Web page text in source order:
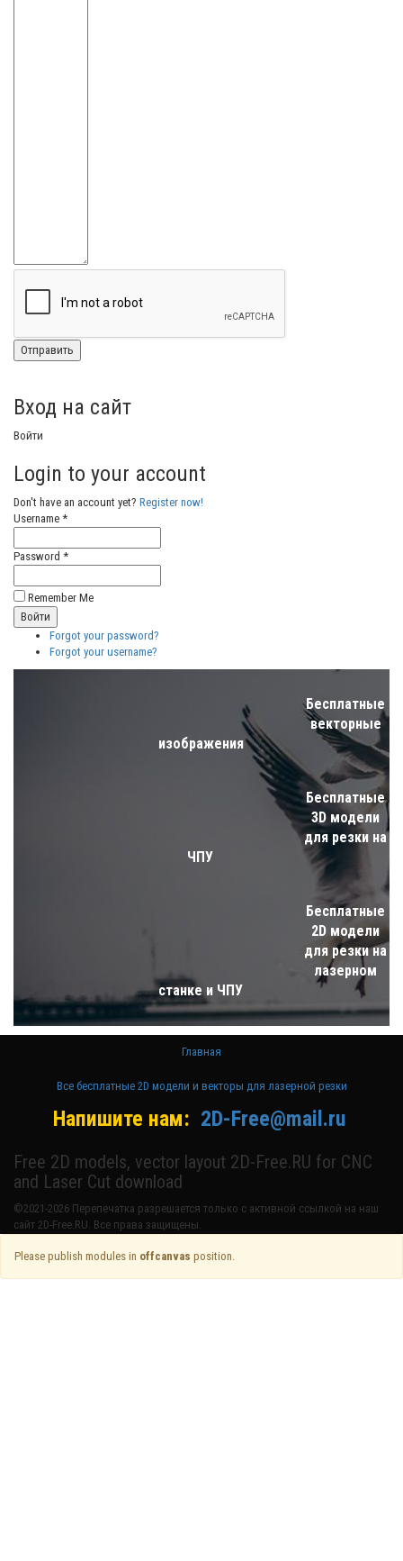
Вход на сайт
Войти
Login to your account
Don't have an account yet? Register now!
Username *
Password *
Remember Me
Forgot your password?
Forgot your username?
Бесплатные
векторные
изображения
Бесплатные
3D модели
для резки на
ЧПУ
Бесплатные
2D модели
для резки на
лазерном
станке и ЧПУ
Главная
Все бесплатные 2D модели и векторы для лазерной резки
Напишите нам: 2D-Free@mail.ru
Free 2D models, vector layout 2D-Free.RU for CNC
and Laser Cut download
©2021-2026 Перепечатка разрешается только с активной ссылкой на наш
сайт 2D-Free.RU. Все права защищены.
Please publish modules in offcanvas position.